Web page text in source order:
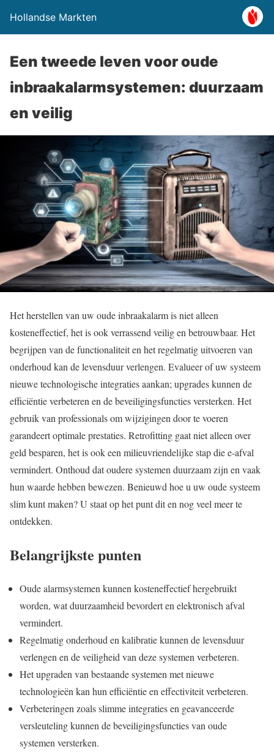
Hollandse Markten
Een tweede leven voor oude
inbraakalarmsystemen: duurzaam
en veilig
Het herstellen van uw oude inbraakalarm is niet alleen
kosteneffectief, het is ook verrassend veilig en betrouwbaar. Het
begrijpen van de functionaliteit en het regelmatig uitvoeren van
onderhoud kan de levensduur verlengen. Evalueer of uw systeem
nieuwe technologische integraties aankan; upgrades kunnen de
efficiëntie verbeteren en de beveiligingsfuncties versterken. Het
gebruik van professionals om wijzigingen door te voeren
garandeert optimale prestaties. Retrofitting gaat niet alleen over
geld besparen, het is ook een milieuvriendelijke stap die e-afval
vermindert. Onthoud dat oudere systemen duurzaam zijn en vaak
hun waarde hebben bewezen. Benieuwd hoe u uw oude systeem
slim kunt maken? U staat op het punt dit en nog veel meer te
ontdekken.
Belangrijkste punten
Oude alarmsystemen kunnen kosteneffectief hergebruikt
worden, wat duurzaamheid bevordert en elektronisch afval
vermindert.
Regelmatig onderhoud en kalibratie kunnen de levensduur
verlengen en de veiligheid van deze systemen verbeteren.
Het upgraden van bestaande systemen met nieuwe
technologieën kan hun efficiëntie en effectiviteit verbeteren.
Verbeteringen zoals slimme integraties en geavanceerde
versleuteling kunnen de beveiligingsfuncties van oude
systemen versterken.